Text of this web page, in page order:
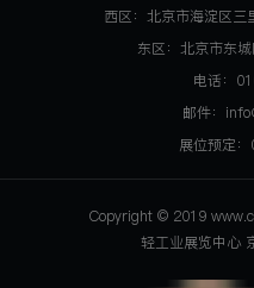
西区：北京市海淀区
东区：北京市东
电话：
邮件：
展位预定
Copyright © 2019
轻工业展览中心